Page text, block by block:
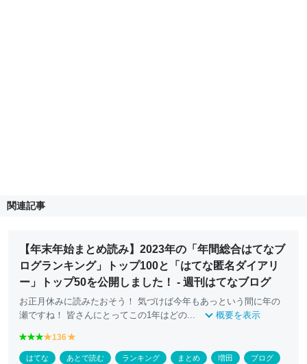
関連記事
【年末年始まとめ読み】2023年の「年間総合はてなブ
ログランキング」トップ100と「はてな匿名ダイアリ
ー」トップ50を公開しました！ - 週刊はてなブログ
お正月休みに読みたおそう！ 気づけば今年もあっという間に年の
瀬ですね！ 皆さんにとってこの1年はどの...
概要を表示
g
r
g
r
g
r
y
e
136
e
はてな あとで読む ランキング まとめ 増田 ブログ